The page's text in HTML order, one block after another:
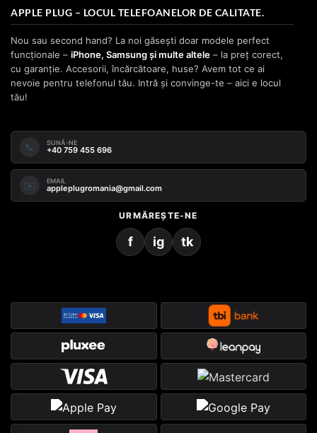
APPLE PLUG – LOCUL TELEFOANELOR DE CALITATE.
Nou sau second hand? La noi găsești doar modele perfect
funcționale – iPhone, Samsung și multe altele – la preț corect,
cu garanție. Accesorii, încărcătoare, huse? Avem tot ce ai
nevoie pentru telefonul tău. Intră și convinge-te – aici e locul
tău!
📞 SUNĂ-NE
+40 759 455 696
✉️ EMAIL
appleplugromania@gmail.com
URMĂREȘTE-NE
f ig tk